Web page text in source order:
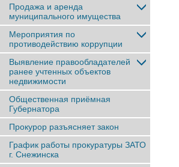
Продажа и аренда
муниципального имущества
Мероприятия по
противодействию коррупции
Выявление правообладателей
ранее учтенныx объектов
недвижимости
Общественная приёмная
Губернатора
Прокурор разъясняет закон
График работы прокуратуры ЗАТО
г. Снежинска